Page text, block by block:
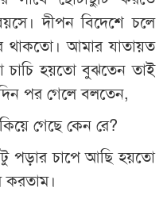
দীপন বিদেশে চলে
থাকতো। আমার যাতায়ত
চাচি হয়তো বুঝতেন তাই
পর গেলে বলতেন,
গেছে কেন রে?
পড়ার চাপে আছি হয়তো